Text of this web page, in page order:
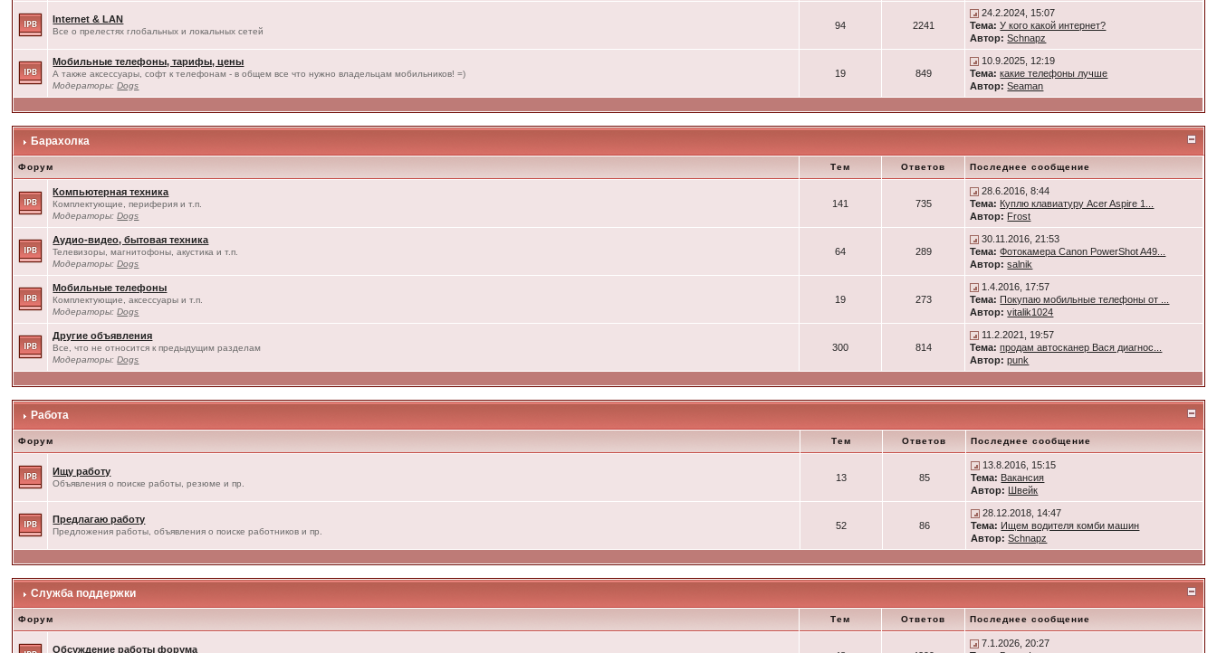
Internet & LAN
Все о прелестях глобальных и локальных сетей
94 2241
24.2.2024, 15:07
Тема: У кого какой интернет?
Автор: Schnapz
Мобильные телефоны, тарифы, цены
А также аксессуары, софт к телефонам - в общем все что нужно владельцам мобильников! =)
Модераторы:Dogs
19 849
10.9.2025, 12:19
Тема: какие телефоны лучше
Автор: Seaman
Барахолка
Форум Тем Ответов Последнее сообщение
Компьютерная техника
Комплектующие, периферия и т.п.
Модераторы:Dogs
141 735
28.6.2016, 8:44
Тема: Куплю клавиатуру Acer Aspire 1...
Автор: Frost
Аудио-видео, бытовая техника
Телевизоры, магнитофоны, акустика и т.п.
Модераторы:Dogs
64 289
30.11.2016, 21:53
Тема: Фотокамера Canon PowerShot A49...
Автор: salnik
Мобильные телефоны
Комплектующие, аксессуары и т.п.
Модераторы:Dogs
19 273
1.4.2016, 17:57
Тема: Покупаю мобильные телефоны от ...
Автор: vitalik1024
Другие объявления
Все, что не относится к предыдущим разделам
Модераторы:Dogs
300 814
11.2.2021, 19:57
Тема: продам автосканер Вася диагнос...
Автор: punk
Работа
Форум Тем Ответов Последнее сообщение
Ищу работу
Объявления о поиске работы, резюме и пр.
13 85
13.8.2016, 15:15
Тема: Вакансия
Автор: Швейк
Предлагаю работу
Предложения работы, объявления о поиске работников и пр.
52 86
28.12.2018, 14:47
Тема: Ищем водителя комби машин
Автор: Schnapz
Служба поддержки
Форум Тем Ответов Последнее сообщение
Обсуждение работы форума
7.1.2026, 20:27